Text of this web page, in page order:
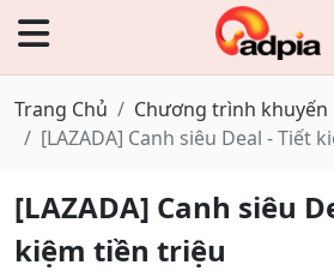
Trang Chủ
Chương trình khuyến
[LAZADA] Canh siêu Deal - Tiết
[LAZADA] Canh siêu
kiệm tiền triệu